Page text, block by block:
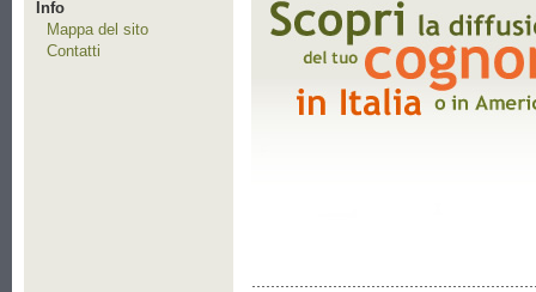
Info
Mappa del sito
Contatti